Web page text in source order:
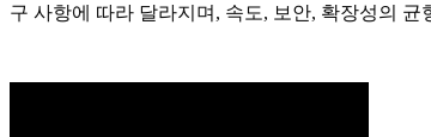
구 사항에 따라 달라지며, 속도, 보안, 확장성의 균